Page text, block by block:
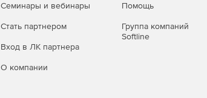
Семинары и вебинары
Стать партнером
Вход в ЛК партнера
О компании
Помощь
Группа компаний
Softline